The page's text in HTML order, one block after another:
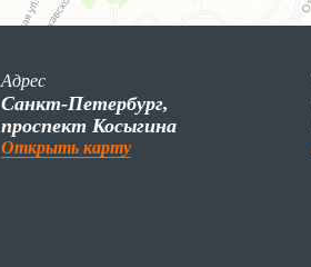
Адрес
Санкт-Петербург,
проспект Косыгина
Открыть карту